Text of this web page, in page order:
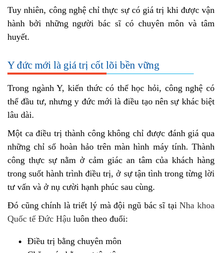
Tuy nhiên, công nghệ chỉ thực sự có giá trị khi được vận
hành bởi những người bác sĩ có chuyên môn và tâm
huyết.
Y đức mới là giá trị cốt lõi bền vững
Trong ngành Y, kiến thức có thể học hỏi, công nghệ có
thể đầu tư, nhưng y đức mới là điều tạo nên sự khác biệt
lâu dài.
Một ca điều trị thành công không chỉ được đánh giá qua
những chỉ số hoàn hảo trên màn hình máy tính. Thành
công thực sự nằm ở cảm giác an tâm của khách hàng
trong suốt hành trình điều trị, ở sự tận tình trong từng lời
tư vấn và ở nụ cười hạnh phúc sau cùng.
Đó cũng chính là triết lý mà đội ngũ bác sĩ tạiNha khoa
Quốc tế Đức Hậu luôn theo đuổi:
Điều trị bằng chuyên môn